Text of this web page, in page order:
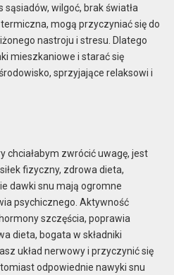
wilgoć, brak światła
mogą przyczyniać się do
nastroju i stresu. Dlatego
mieszkaniowe i starać się
sprzyjające relaksowi i
chciałabym zwrócić uwagę, jest
fizyczny, zdrowa dieta,
dawki snu mają ogromne
psychicznego. Aktywność
szczęścia, poprawia
dieta, bogata w składniki
układ nerwowy i przyczynić się
odpowiednie nawyki snu